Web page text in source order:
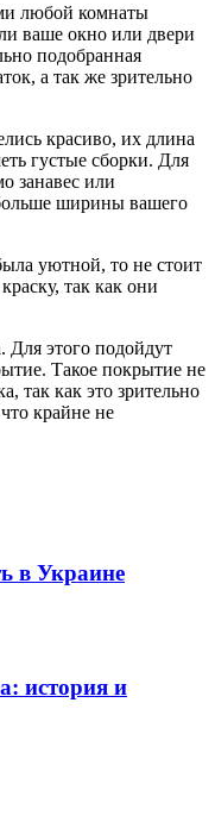
любой комнаты
ваше окно или двери
подобранная
а так же зрительно
красиво, их длина
густые сборки. Для
занавес или
ширины вашего
уютной, то не стоит
так как они
Для этого подойдут
Такое покрытие не
так как это зрительно
крайне не
в Украине
история и